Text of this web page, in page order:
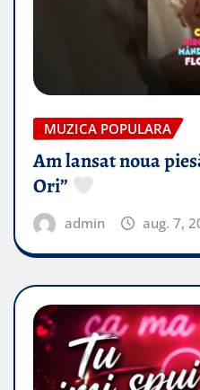
MUZICA POPULARA
Am lansat noua
Ori”
admin aug. 7,